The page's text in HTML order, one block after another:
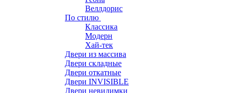
Веллдорис
По стилю
Классика
Модерн
Хай-тек
Двери из массива
Двери складные
Двери откатные
Двери INVISIBLE
Двери невидимки